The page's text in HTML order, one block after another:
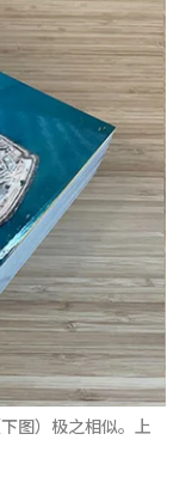
图）极之相似。上